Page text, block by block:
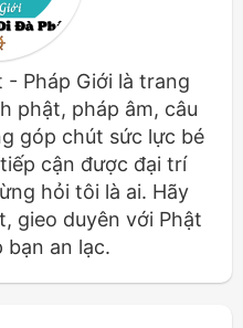
- Pháp Giới là trang
phật, pháp âm, câu
góp chút sức lực bé
cận được đại trí
hỏi tôi là ai. Hãy
gieo duyên với Phật
bạn an lạc.